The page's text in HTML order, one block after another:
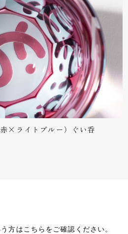
だき誠にありがとうございます！ ラ
ありがとうございます。 名入れのイ
だければ幸いです。値上げの件も弊
ん。 https://glass-labo.com/
際の模様変わりが素敵で、インテリ
いました。
います！ 紅葉の切子はスタッフの中
、お酒を注いだ時の紅葉がクッキリ現
×ライトブルー）ぐい呑
方はこちらをご確認ください。